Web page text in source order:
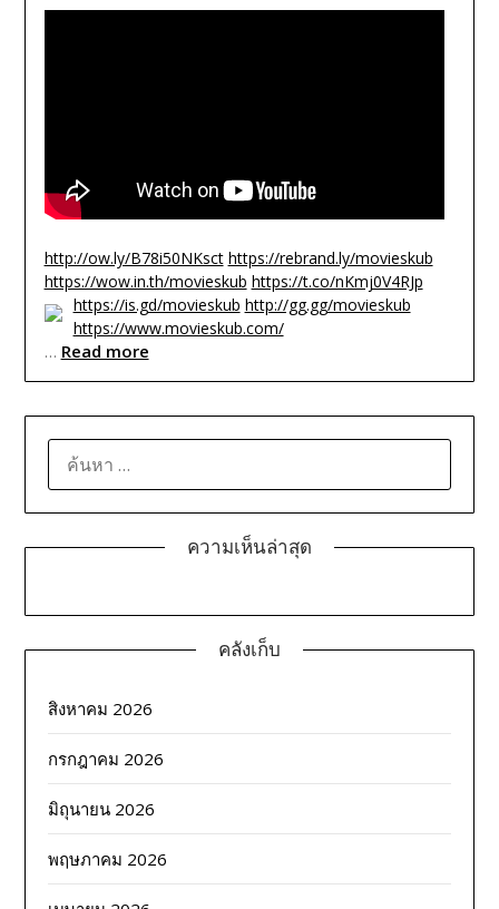
http://ow.ly/B78i50NKsct https://rebrand.ly/movieskub
https://wow.in.th/movieskub https://t.co/nKmj0V4RJp
https://is.gd/movieskub http://gg.gg/movieskub
https://www.movieskub.com/
… Read more
ค้นหา
สำหรับ:
ความเห็นล่าสุด
คลังเก็บ
สิงหาคม 2026
กรกฎาคม 2026
มิถุนายน 2026
พฤษภาคม 2026